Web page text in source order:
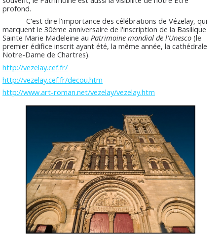
profond.
C'est dire l'importance des célébrations de Vézelay, qui
marquent le 30ème anniversaire de l'inscription de la Basilique
Sainte Marie Madeleine au Patrimoine mondial de l'Unesco (le
premier édifice inscrit ayant été, la même année, la cathédrale
Notre-Dame de Chartres).
http://vezelay.cef.fr/
http://vezelay.cef.fr/decou.htm
http://www.art-roman.net/vezelay/vezelay.htm